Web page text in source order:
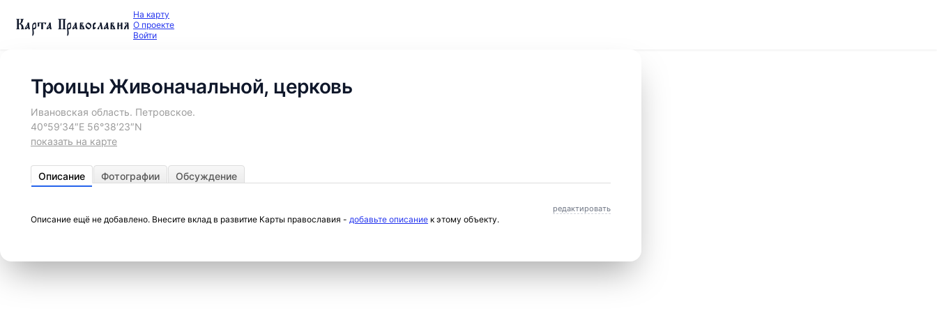
Карта Православия На карту
О проекте
Войти
Троицы Живоначальной, церковь
Ивановская область. Петровское.
40°59′34″E 56°38′23″N
показать на карте
Описание Фотографии Обсуждение
редактировать
Описание ещё не добавлено. Внесите вклад в развитие Карты православия - добавьте описание к этому объекту.